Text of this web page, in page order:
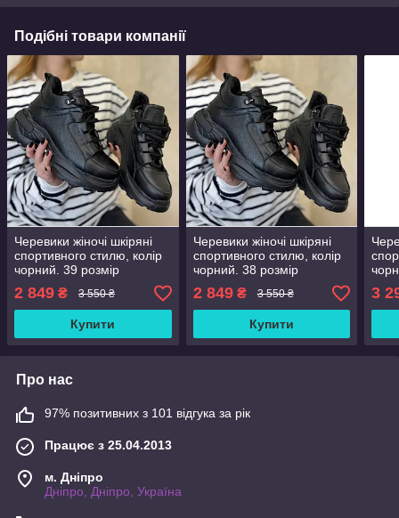
Подібні товари компанії
Черевики жіночі шкіряні
спортивного стилю, колір
чорний. 39 розмір
2 849 ₴ 3 550 ₴
Купити
Черевики жіночі шкіряні
спортивного стилю, колір
чорний. 38 розмір
2 849₴ 3 550 ₴
Купити
3
Про нас
97% позитивних з 101 відгука за рік
Працює з 25.04.2013
м. Дніпро
Дніпро, Дніпро, Україна